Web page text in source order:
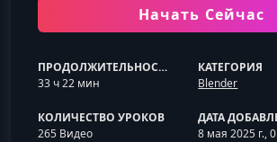
Начать Сейчас
ПРОДОЛЖИТЕЛЬНОСТЬ
33 ч 22 мин
КАТЕГОРИЯ
Blender
КОЛИЧЕСТВО УРОКОВ
265 Видео
ДАТА
8 мая 2025 г.,